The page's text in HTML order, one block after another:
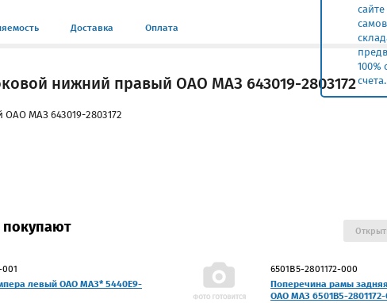
100%
счета.
Доставка Оплата
нижний правый ОАО МАЗ 643019-2803172
МАЗ 643019-2803172
покупают
левый ОАО МАЗ* 5440Е9-
6501В5-2801172-000
Поперечина рамы
ОАО МАЗ 6501В5-